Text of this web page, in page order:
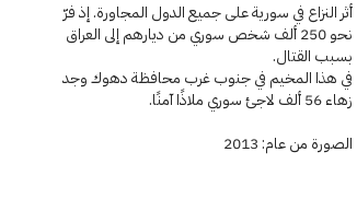
أثر النزاع في سورية على جميع الدول المجاورة. إذ فرّ
نحو 250 ألف شخص سوري من ديارهم إلى العراق
بسبب القتال.
في هذا المخيم في جنوب غرب محافظة دهوك وجد
زهاء 56 ألف لاجئ سوري ملاذًا آمنًا.
الصورة من عام: 2013